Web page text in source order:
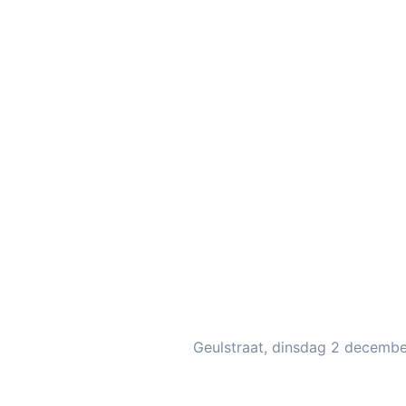
Geulstraat, dinsdag 2